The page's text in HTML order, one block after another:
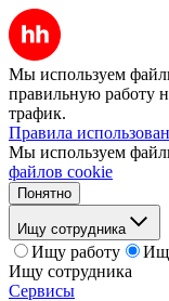
Мы используем
правильную работу
трафик.
Правила
Мы используем
файлов cookie
Понятно
Ищу сотрудника
Ищу работу
Ищу сотрудника
Сервисы